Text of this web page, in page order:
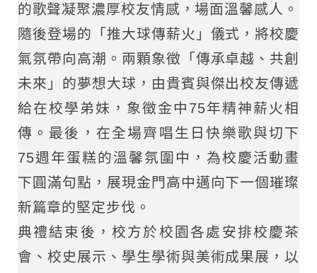
的歌聲凝聚濃厚校友情感，場面溫馨感人。
隨後登場的「推大球傳薪火」儀式，將校慶
氣氛帶向高潮。兩顆象徵「傳承卓越、共創
未來」的夢想大球，由貴賓與傑出校友傳遞
給在校學弟妹，象徵金中75年精神薪火相
傳。最後，在全場齊唱生日快樂歌與切下
75週年蛋糕的溫馨氛圍中，為校慶活動畫
下圓滿句點，展現金門高中邁向下一個璀璨
新篇章的堅定步伐。
典禮結束後，校方於校園各處安排校慶茶
會、校史展示、學生學術與美術成果展，以